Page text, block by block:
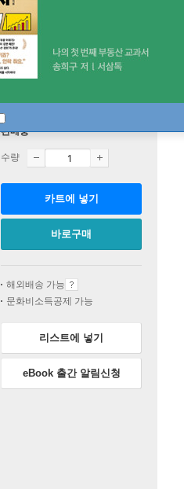
판매중
수량
카트에 넣기
바로구매
해외배송 가능
문화비소득공제 가능
리스트에 넣기
eBook 출간 알림신청